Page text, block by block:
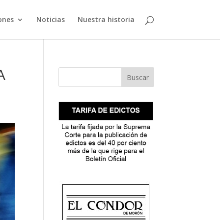
Noticias Nuestra historia
Buscar